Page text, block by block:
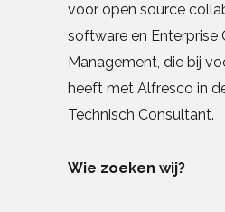
voor open source
software en Enterprise
Management, die bij
heeft met Alfresco in
Technisch Consultant.
Wie zoeken wij?